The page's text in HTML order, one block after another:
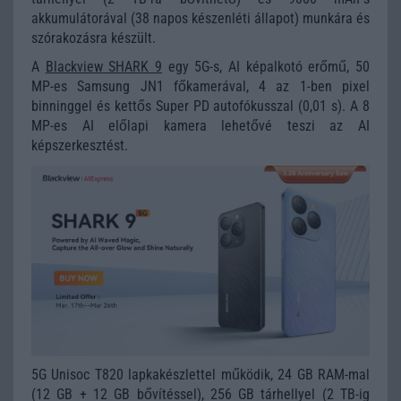
akkumulátorával (38 napos készenléti állapot) munkára és
szórakozásra készült.
A Blackview SHARK 9 egy 5G-s, AI képalkotó erőmű, 50
MP-es Samsung JN1 főkamerával, 4 az 1-ben pixel
binninggel és kettős Super PD autofókusszal (0,01 s). A 8
MP-es AI előlapi kamera lehetővé teszi az AI
képszerkesztést.
5G Unisoc T820 lapkakészlettel működik, 24 GB RAM-mal
(12 GB + 12 GB bővítéssel), 256 GB tárhellyel (2 TB-ig